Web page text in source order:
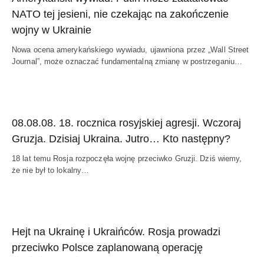
NATO tej jesieni, nie czekając na zakończenie
wojny w Ukrainie
Nowa ocena amerykańskiego wywiadu, ujawniona przez „Wall Street
Journal”, może oznaczać fundamentalną zmianę w postrzeganiu…
08.08.08. 18. rocznica rosyjskiej agresji. Wczoraj
Gruzja. Dzisiaj Ukraina. Jutro… Kto następny?
18 lat temu Rosja rozpoczęła wojnę przeciwko Gruzji. Dziś wiemy,
że nie był to lokalny…
Hejt na Ukrainę i Ukraińców. Rosja prowadzi
przeciwko Polsce zaplanowaną operację